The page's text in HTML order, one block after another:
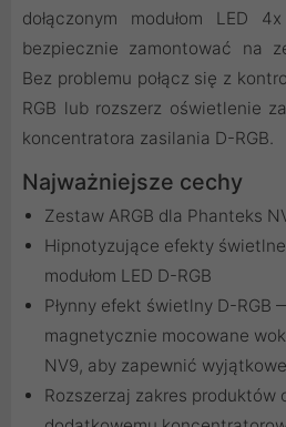
dołączonym modułom LED
bezpiecznie zamontować na
Bez problemu połącz się z
RGB lub rozszerz oświetlenie
koncentratora zasilania D-RGB.
Najważniejsze cechy
Zestaw ARGB dla Phanteks
Hipnotyzujące efekty
modułom LED D-RGB
Płynny efekt świetlny D-RGB
magnetycznie mocowane
NV9, aby zapewnić
Rozszerzaj zakres